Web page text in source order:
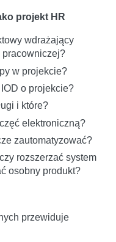
projekt HR
wdrażający
w projekcie?
o projekcie?
i które?
elektroniczną?
zautomatyzować?
rozszerzać system
osobny produkt?
przewiduje